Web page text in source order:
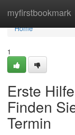
myfirstbookmark
Home
Home
1
Erste
Finden
Termin